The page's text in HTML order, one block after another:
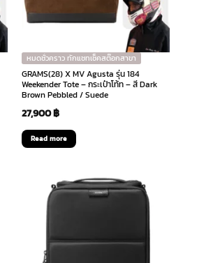
หมดชั่วคราว ทักแชทเช็คสต๊อกสาขา
GRAMS(28) X MV Agusta รุ่น 184
Weekender Tote – กระเป๋าโท้ท – สี Dark
Brown Pebbled / Suede
27,900฿
Read more